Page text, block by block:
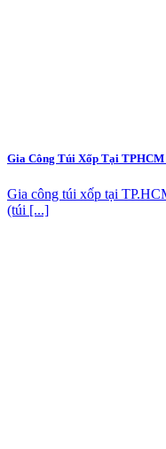
Gia Công Túi Xốp Tại
Gia công túi xốp tại
(túi [...]